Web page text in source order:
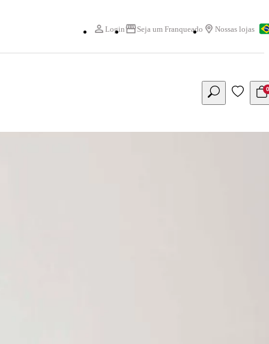
Login Seja um Franqueado Nossas lojas
0